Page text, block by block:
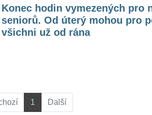
internetových obchodů. Češi nemají
potraviny, nýbrž i další sortiment
nařízeními. Tisková mluvčí jednoho z
Konec hodin vymezených pro
seniorů. Od úterý mohou pro
všichni už od rána
1 Další